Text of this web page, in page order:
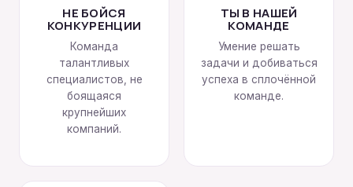
НЕ БОЙСЯ
КОНКУРЕНЦИИ
Команда
талантливых
специалистов, не
боящаяся
крупнейших
компаний.
ТЫ В НАШЕЙ
КОМАНДЕ
Умение решать
задачи и добиваться
успеха в сплочённой
команде.